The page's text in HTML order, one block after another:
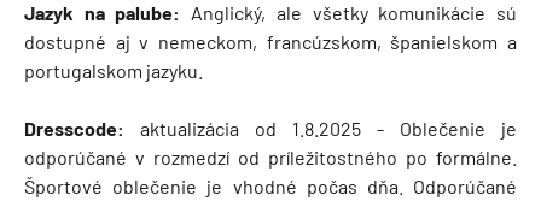
Jazyk na palube: Anglický, ale všetky komunikácie sú
dostupné aj v nemeckom, francúzskom, španielskom a
portugalskom jazyku.
Dresscode: aktualizácia od 1.8.2025 -
Oblečenie je
odporúčané v rozmedzí od príležitostného po formálne.
Športové oblečenie je vhodné počas dňa. Odporúčané